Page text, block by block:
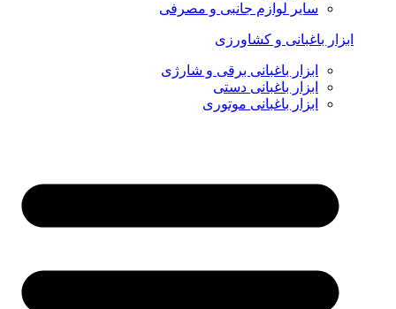
سایر لوازم جانبی و مصرفی
ابزار باغبانی و کشاورزی
ابزار باغبانی برقی و شارژی
ابزار باغبانی دستی
ابزار باغبانی موتوری